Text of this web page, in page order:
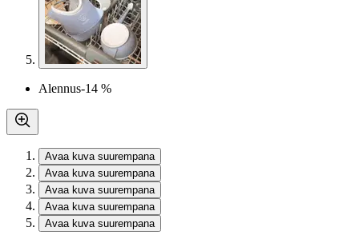
Alennus-14 %
Avaa kuva suurempana
Avaa kuva suurempana
Avaa kuva suurempana
Avaa kuva suurempana
Avaa kuva suurempana